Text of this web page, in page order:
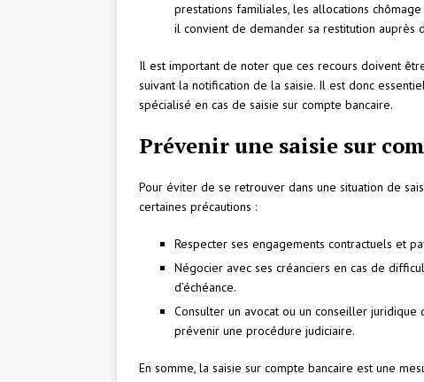
prestations familiales, les allocations
il convient de demander sa restitution auprès
Il est important de noter que ces recours doivent
suivant la notification de la saisie. Il est donc
spécialisé en cas de saisie sur compte bancaire.
Prévenir une saisie sur
Pour éviter de se retrouver dans une situation de
certaines précautions :
Respecter ses engagements contractuels et
Négocier avec ses créanciers en cas de
d’échéance.
Consulter un avocat ou un conseiller
prévenir une procédure judiciaire.
En somme, la saisie sur compte bancaire est une